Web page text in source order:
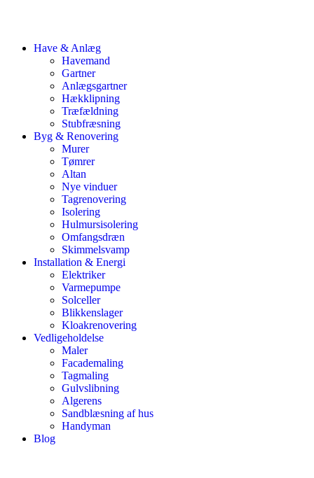
Have & Anlæg
Havemand
Gartner
Anlægsgartner
Hækklipning
Træfældning
Stubfræsning
Byg & Renovering
Murer
Tømrer
Altan
Nye vinduer
Tagrenovering
Isolering
Hulmursisolering
Omfangsdræn
Skimmelsvamp
Installation & Energi
Elektriker
Varmepumpe
Solceller
Blikkenslager
Kloakrenovering
Vedligeholdelse
Maler
Facademaling
Tagmaling
Gulvslibning
Algerens
Sandblæsning af hus
Handyman
Blog